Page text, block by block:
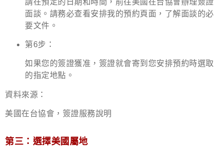
面談。請務必查看安排我的預約頁面，了解面談的必
要文件。
第6步：
如果您的簽證獲准，簽證就會寄到您安排預約時選取
的指定地點。
資料來源：
美國在台協會，簽證服務說明
第三：選擇美國屬地